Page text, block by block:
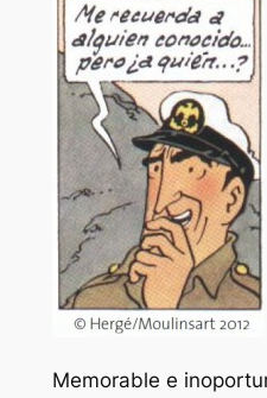
Memorable e